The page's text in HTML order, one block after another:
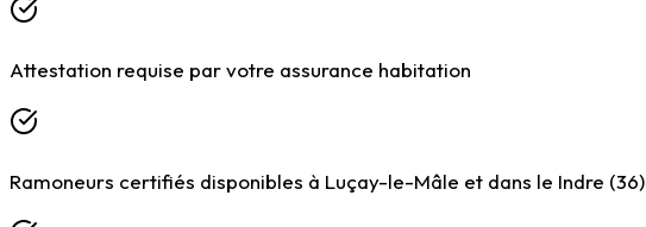
Attestation requise par votre assurance habitation
Ramoneurs certifiés disponibles à Luçay-le-Mâle et dans le Indre (36)